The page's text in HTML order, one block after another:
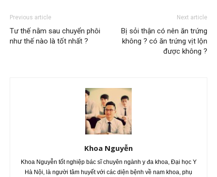
Previous article
Tư thế nằm sau chuyển phôi
như thế nào là tốt nhất ?
Next article
Bị sỏi thận có nên ăn trứng
không ? có ăn trứng vịt lộn
được không ?
Khoa Nguyễn
Khoa Nguyễn tốt nghiệp bác sĩ chuyên ngành y đa khoa, Đại học Y
Hà Nội, là người tâm huyết với các diện bệnh về nam khoa, phụ